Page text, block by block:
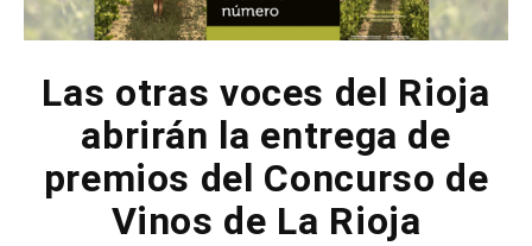
Las otras voces del Rioja
abrirán la entrega de
premios del Concurso de
Vinos de La Rioja